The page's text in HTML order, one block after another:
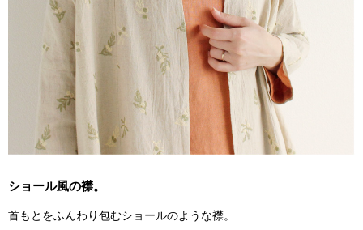
ショール風の襟。
首もとをふんわり包むショールのような襟。